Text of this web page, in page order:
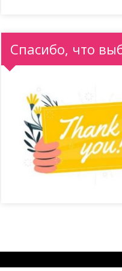
Спасибо, что